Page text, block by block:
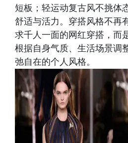
短板；轻运动复古风不挑体
舒适与活力。穿搭风格不再
求千人一面的网红穿搭，而
根据自身气质、生活场景调
弛自在的个人风格。